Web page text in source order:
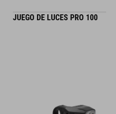
JUEGO DE LUCES PRO 100